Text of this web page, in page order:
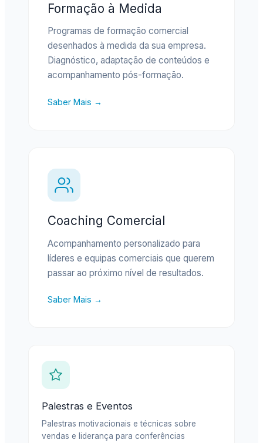
Formação à Medida
Programas de formação comercial
desenhados à medida da sua empresa.
Diagnóstico, adaptação de conteúdos e
acompanhamento pós-formação.
Saber Mais →
Coaching Comercial
Acompanhamento personalizado para
líderes e equipas comerciais que querem
passar ao próximo nível de resultados.
Saber Mais →
Palestras e Eventos
Palestras motivacionais e técnicas sobre
vendas e liderança para conferências